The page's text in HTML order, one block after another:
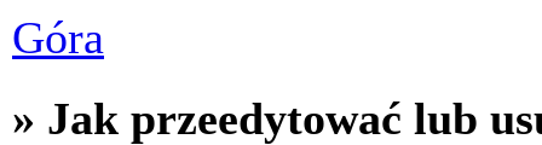
Góra
» Jak przeedytować lub